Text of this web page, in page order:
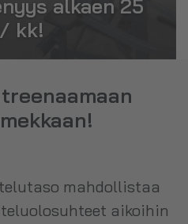
alkaen 25
kk!
mahdollistaa
aikoihin